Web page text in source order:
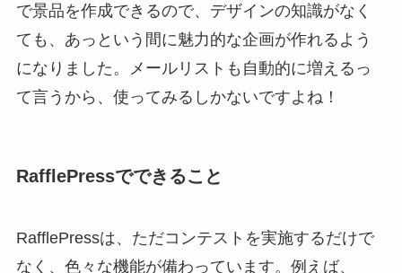
で景品を作成できるので、デザインの知識がなく
ても、あっという間に魅力的な企画が作れるよう
になりました。メールリストも自動的に増えるっ
て言うから、使ってみるしかないですよね！
RafflePressでできること
RafflePressは、ただコンテストを実施するだけで
なく、色々な機能が備わっています。例えば、